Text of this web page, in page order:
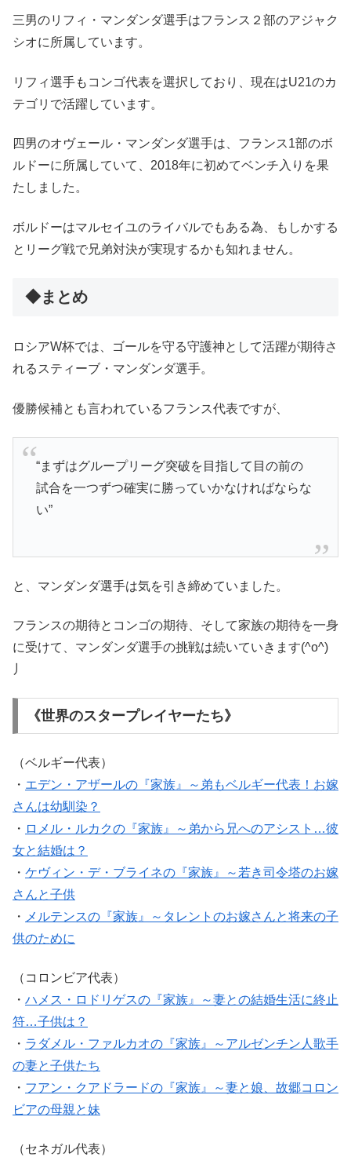
三男のリフィ・マンダンダ選手はフランス２部のアジャク
シオに所属しています。
リフィ選手もコンゴ代表を選択しており、現在はU21のカ
テゴリで活躍しています。
四男のオヴェール・マンダンダ選手は、フランス1部のボ
ルドーに所属していて、2018年に初めてベンチ入りを果
たしました。
ボルドーはマルセイユのライバルでもある為、もしかする
とリーグ戦で兄弟対決が実現するかも知れません。
◆まとめ
ロシアW杯では、ゴールを守る守護神として活躍が期待さ
れるスティーブ・マンダンダ選手。
優勝候補とも言われているフランス代表ですが、
“まずはグループリーグ突破を目指して目の前の
試合を一つずつ確実に勝っていかなければならな
い”
と、マンダンダ選手は気を引き締めていました。
フランスの期待とコンゴの期待、そして家族の期待を一身
に受けて、マンダンダ選手の挑戦は続いていきます(^o^)
丿
《世界のスタープレイヤーたち》
（ベルギー代表）
・ エデン・アザールの『家族』～弟もベルギー代表！お嫁
さんは幼馴染？
・ ロメル・ルカクの『家族』～弟から兄へのアシスト…彼
女と結婚は？
・ ケヴィン・デ・ブライネの『家族』～若き司令塔のお嫁
さんと子供
・ メルテンスの『家族』～タレントのお嫁さんと将来の子
供のために
（コロンビア代表）
・ ハメス・ロドリゲスの『家族』～妻との結婚生活に終止
符…子供は？
・ ラダメル・ファルカオの『家族』～アルゼンチン人歌手
の妻と子供たち
・ フアン・クアドラードの『家族』～妻と娘、故郷コロン
ビアの母親と妹
（セネガル代表）